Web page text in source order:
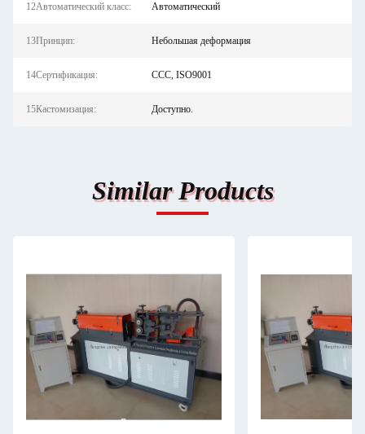
12Автоматический класс: Автоматический
13Принцип: Небольшая деформация
14Сертификация: CCC, ISO9001
15Кастомизация: Доступно.
Similar Products